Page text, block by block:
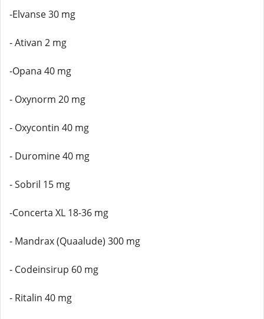
-Elvanse 30 mg
- Ativan 2 mg
-Opana 40 mg
- Oxynorm 20 mg
- Oxycontin 40 mg
- Duromine 40 mg
- Sobril 15 mg
-Concerta XL 18-36 mg
- Mandrax (Quaalude) 300 mg
- Codeinsirup 60 mg
- Ritalin 40 mg